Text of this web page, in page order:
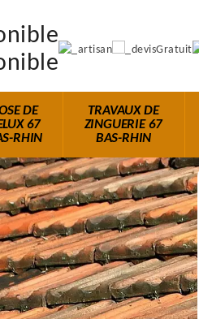
DE
67
RHIN
TRAVAUX DE
ZINGUERIE 67
BAS-RHIN